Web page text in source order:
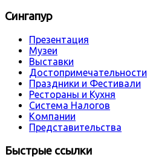
Сингапур
Презентация
Музеи
Выставки
Достопримечательности
Праздники и Фестивали
Рестораны и Кухня
Система Налогов
Компании
Представительства
Быстрые ссылки